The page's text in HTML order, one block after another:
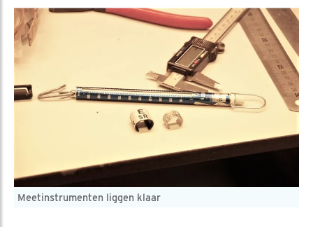
Meetinstrumenten liggen klaar